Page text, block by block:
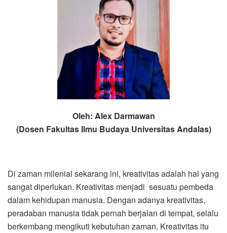
Oleh: Alex Darmawan
(Dosen Fakultas Ilmu Budaya Universitas Andalas)
Di zaman milenial sekarang ini, kreativitas adalah hal yang
sangat diperlukan. Kreativitas menjadi sesuatu pembeda
dalam kehidupan manusia. Dengan adanya kreativitas,
peradaban manusia tidak pernah berjalan di tempat, selalu
berkembang mengikuti kebutuhan zaman. Kreativitas itu